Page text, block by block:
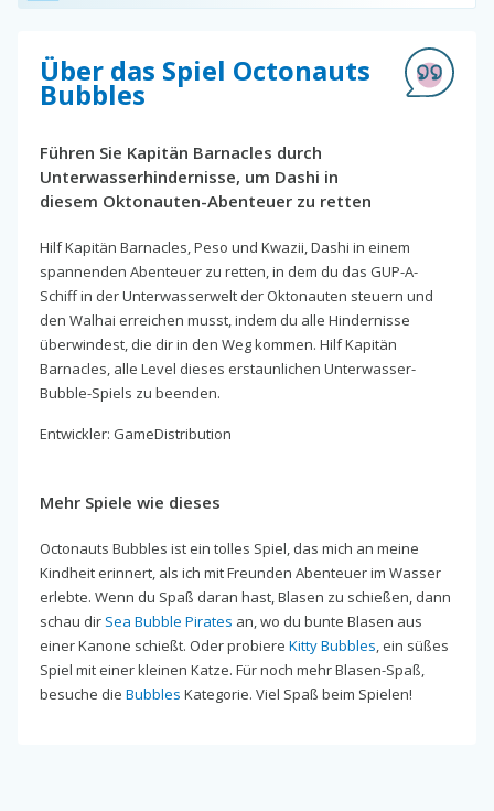
Über das Spiel Octonauts
Bubbles
Führen Sie Kapitän Barnacles durch
Unterwasserhindernisse, um Dashi in
diesem Oktonauten-Abenteuer zu retten
Hilf Kapitän Barnacles, Peso und Kwazii, Dashi in einem
spannenden Abenteuer zu retten, in dem du das GUP-A-
Schiff in der Unterwasserwelt der Oktonauten steuern und
den Walhai erreichen musst, indem du alle Hindernisse
überwindest, die dir in den Weg kommen. Hilf Kapitän
Barnacles, alle Level dieses erstaunlichen Unterwasser-
Bubble-Spiels zu beenden.
Entwickler: GameDistribution
Mehr Spiele wie dieses
Octonauts Bubbles ist ein tolles Spiel, das mich an meine
Kindheit erinnert, als ich mit Freunden Abenteuer im Wasser
erlebte. Wenn du Spaß daran hast, Blasen zu schießen, dann
schau dir Sea Bubble Pirates an, wo du bunte Blasen aus
einer Kanone schießt. Oder probiere Kitty Bubbles, ein süßes
Spiel mit einer kleinen Katze. Für noch mehr Blasen-Spaß,
besuche die Bubbles Kategorie. Viel Spaß beim Spielen!